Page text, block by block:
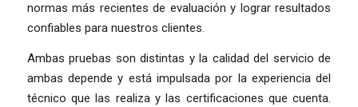
normas más recientes de evaluación y lograr resultados
confiables para nuestros clientes.
Ambas pruebas son distintas y la calidad del servicio de
ambas depende y está impulsada por la experiencia del
técnico que las realiza y las certificaciones que cuenta.